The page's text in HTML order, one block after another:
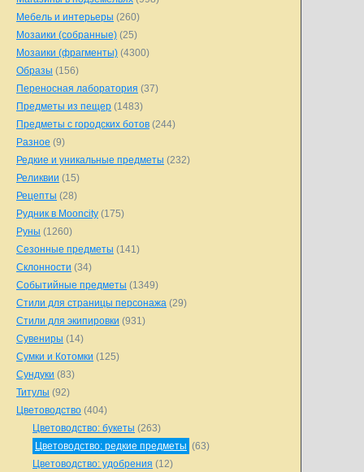
Мебель и интерьеры (260)
Мозаики (собранные) (25)
Мозаики (фрагменты) (4300)
Образы (156)
Переносная лаборатория (37)
Предметы из пещер (1483)
Предметы с городских ботов (244)
Разное (9)
Редкие и уникальные предметы (232)
Реликвии (15)
Рецепты (28)
Рудник в Mooncity (175)
Руны (1260)
Сезонные предметы (141)
Склонности (34)
Событийные предметы (1349)
Стили для страницы персонажа (29)
Стили для экипировки (931)
Сувениры (14)
Сумки и Котомки (125)
Сундуки (83)
Титулы (92)
Цветоводство (404)
Цветоводство: букеты (263)
Цветоводство: редкие предметы (63)
Цветоводство: удобрения (12)